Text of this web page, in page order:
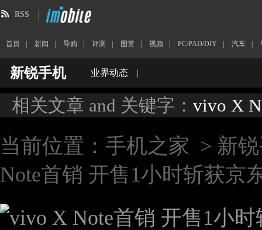
RSS
首页 新闻 导购 评测 图赏 视频 PC/PAD/DIY 汽车
新锐手机 业界动态 |
相关文章 and 关键字： vivo X
当前位置： 手机之家 > 新
Note首销 开售1小时斩获京